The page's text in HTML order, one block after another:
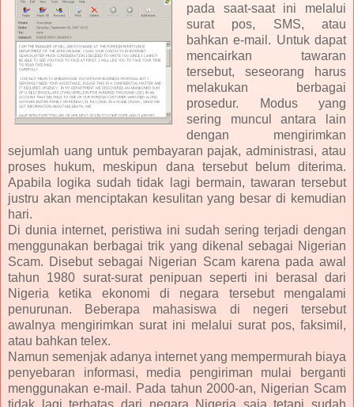
pada saat-saat ini melalui
surat pos, SMS, atau
bahkan e-mail. Untuk dapat
mencairkan tawaran
tersebut, seseorang harus
melakukan berbagai
prosedur. Modus yang
sering muncul antara lain
dengan mengirimkan
sejumlah uang untuk pembayaran pajak, administrasi, atau
proses hukum, meskipun dana tersebut belum diterima.
Apabila logika sudah tidak lagi bermain, tawaran tersebut
justru akan menciptakan kesulitan yang besar di kemudian
hari.
Di dunia internet, peristiwa ini sudah sering terjadi dengan
menggunakan berbagai trik yang dikenal sebagai Nigerian
Scam. Disebut sebagai Nigerian Scam karena pada awal
tahun 1980 surat-surat penipuan seperti ini berasal dari
Nigeria ketika ekonomi di negara tersebut mengalami
penurunan. Beberapa mahasiswa di negeri tersebut
awalnya mengirimkan surat ini melalui surat pos, faksimil,
atau bahkan telex.
Namun semenjak adanya internet yang mempermurah biaya
penyebaran informasi, media pengiriman mulai berganti
menggunakan e-mail. Pada tahun 2000-an, Nigerian Scam
tidak lagi terbatas dari negara Nigeria saja tetapi sudah